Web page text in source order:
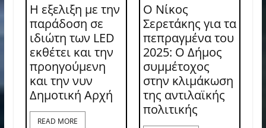
Η εξελιξη με την
παράδοση σε
ιδιώτη των LED
εκθέτει και την
προηγούμενη
και την νυν
Δημοτική Αρχή
READ MORE
Ο Νίκος
Σερετάκης για τα
πεπραγμένα του
2025: Ο Δήμος
συμμέτοχος
στην κλιμάκωση
της αντιλαϊκής
πολιτικής